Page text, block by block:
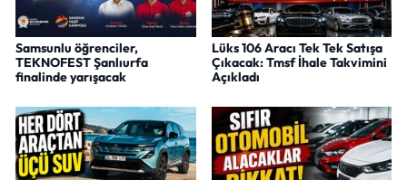
Samsunlu öğrenciler,
TEKNOFEST Şanlıurfa
finalinde yarışacak
Lüks 106 Aracı Tek Tek Satışa
Çıkacak: Tmsf İhale Takvimini
Açıkladı